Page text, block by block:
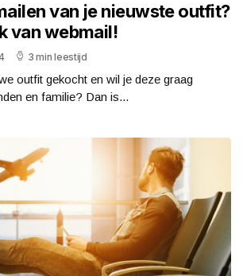
van je nieuwste outfit?
van webmail!
3 min leestijd
outfit gekocht en wil je deze graag
en familie? Dan is...